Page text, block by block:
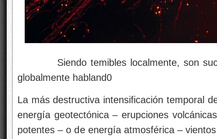
Siendo temibles localmente, son
globalmente habland0
La más destructiva intensificación temporal
energía geotectónica – erupciones
potentes – o de energía atmosférica –